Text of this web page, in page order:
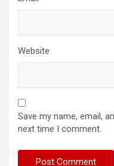
Website
Save my name, email,
next time I comment.